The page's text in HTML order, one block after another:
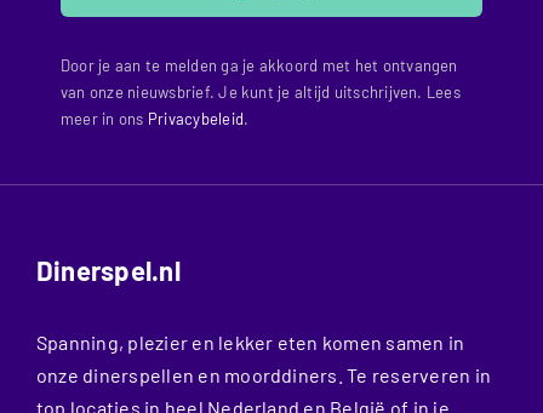
Door je aan te melden ga je akkoord met het ontvangen
van onze nieuwsbrief. Je kunt je altijd uitschrijven. Lees
meer in ons Privacybeleid.
Dinerspel.nl
Spanning, plezier en lekker eten komen samen in
onze dinerspellen en moorddiners. Te reserveren in
top locaties in heel Nederland en België of in je